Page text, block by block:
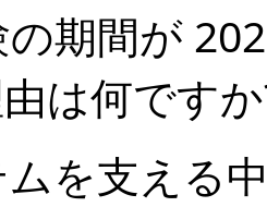
期間が
は何です
を支える